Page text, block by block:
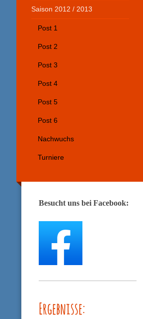
Saison 2012 / 2013
Post 1
Post 2
Post 3
Post 4
Post 5
Post 6
Nachwuchs
Turniere
Besucht uns bei Facebook:
Ergebnisse: